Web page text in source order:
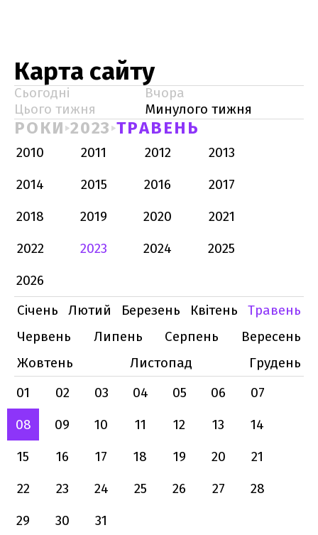
Карта сайту
Сьогодні
Вчора
Цього тижня
Минулого тижня
РОКИ 2023 ТРАВЕНЬ
2010 2011 2012
2013
2014
2015 2016
2017
2018
2019 2020
2021
2022
2023 2024
2025
2026
Січень
Лютий Березень Квітень
Травень
Червень
Липень Серпень
Вересень
Жовтень
Листопад
Грудень
01
02 03 04 05 06
07
08
09 10 11 12 13
14
15
16 17 18 19 20
21
22
23 24 25 26 27
28
29
30 31